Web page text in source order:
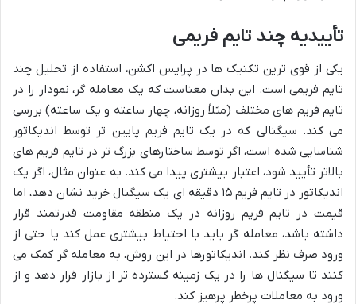
تأییدیه چند تایم فریمی
یکی از قوی ترین تکنیک ها در پرایس اکشن، استفاده از تحلیل چند
تایم فریمی است. این بدان معناست که یک معامله گر، نمودار را در
تایم فریم های مختلف (مثلاً روزانه، چهار ساعته و یک ساعته) بررسی
می کند. سیگنالی که در یک تایم فریم پایین تر توسط اندیکاتور
شناسایی شده است، اگر توسط ساختارهای بزرگ تر در تایم فریم های
بالاتر تأیید شود، اعتبار بیشتری پیدا می کند. به عنوان مثال، اگر یک
اندیکاتور در تایم فریم ۱۵ دقیقه ای یک سیگنال خرید نشان دهد، اما
قیمت در تایم فریم روزانه در یک منطقه مقاومت قدرتمند قرار
داشته باشد، معامله گر باید با احتیاط بیشتری عمل کند یا حتی از
ورود صرف نظر کند. اندیکاتورها در این روش، به معامله گر کمک می
کنند تا سیگنال ها را در یک زمینه گسترده تر از بازار قرار دهد و از
ورود به معاملات پرخطر پرهیز کند.